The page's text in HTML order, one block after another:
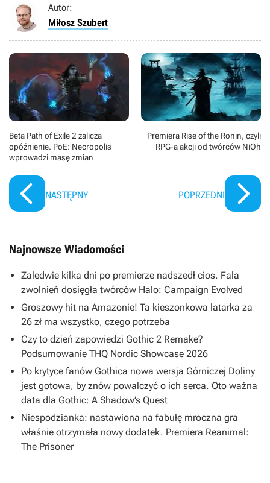
Autor:
Miłosz Szubert
Beta Path of Exile 2 zalicza
opóźnienie. PoE: Necropolis
wprowadzi masę zmian
NASTĘPNY
Premiera Rise of the Ronin, czyli
RPG-a akcji od twórców NiOh
POPRZEDNI
Najnowsze Wiadomości
Zaledwie kilka dni po premierze nadszedł cios. Fala
zwolnień dosięgła twórców Halo: Campaign Evolved
Groszowy hit na Amazonie! Ta kieszonkowa latarka za
26 zł ma wszystko, czego potrzeba
Czy to dzień zapowiedzi Gothic 2 Remake?
Podsumowanie THQ Nordic Showcase 2026
Po krytyce fanów Gothica nowa wersja Górniczej Doliny
jest gotowa, by znów powalczyć o ich serca. Oto ważna
data dla Gothic: A Shadow’s Quest
Niespodzianka: nastawiona na fabułę mroczna gra
właśnie otrzymała nowy dodatek. Premiera Reanimal:
The Prisoner